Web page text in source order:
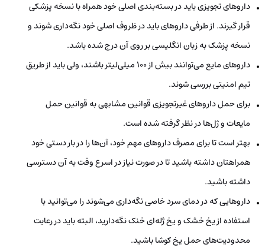
داروهای تجویزی باید در بسته‌بندی اصلی خود همراه با نسخه پزشکی
قرار گیرند. از طرفی داروهای باید در ظروف اصلی خود نگه‌داری شوند و
نسخه پزشک به زبان انگلیسی بر روی آن درج شده باشد.
داروهای مایع می‌توانند بیش از 100 میلی‌لیتر باشند، ولی باید از طریق
تیم امنیتی بررسی شوند.
برای حمل داروهای غیرتجویزی قوانین مشابهی به قوانین حمل
مایعات و ژل‌ها در نظر گرفته شده است.
بهتر است تا برای مصرف داروهای مهم خود، آن‌ها را در بار دستی خود
همراهتان داشته باشید تا در صورت نیاز در اسرع وقت به آن دسترسی
داشته باشید.
داروهایی که در دمای سرد خاصی نگه‌داری می‌شوند را می‌توانید با
استفاده از یخ خشک و یخ ژله‌ای خنک نگه‌دارید، البته باید در رعایت
محدودیت‌های حمل یخ کوشا باشید.